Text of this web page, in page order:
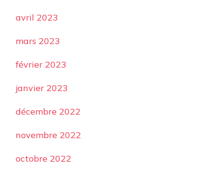
avril 2023
mars 2023
février 2023
janvier 2023
décembre 2022
novembre 2022
octobre 2022